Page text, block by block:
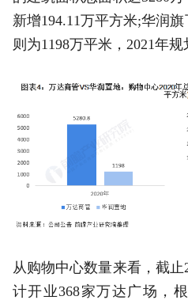
新增194.11万平方米;华润
则为1198万平米，2021年规
从购物中心数量来看，截
计开业368家万达广场，